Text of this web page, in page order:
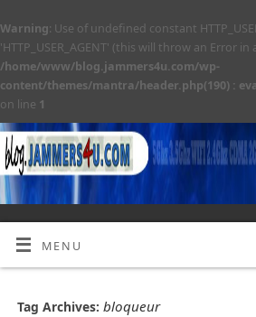
Warning: Use of undefined constant
'HTTP_USER_AGENT' (this will throw an Error
/home/www/blog.jammers4u.com/wp-
content/themes/mantra/header.php(190) :
on line 1
MENU
Tag Archives: bloqueur